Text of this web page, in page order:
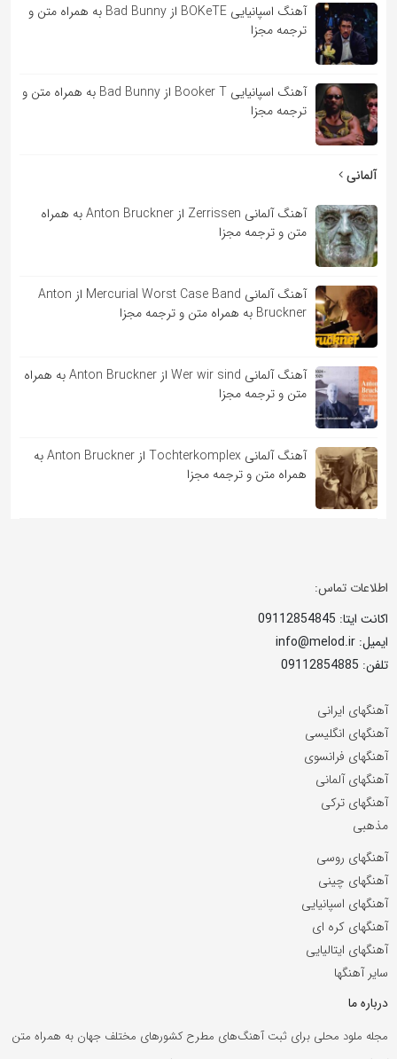
آهنگ اسپانیایی BOKeTE از Bad Bunny به همراه متن و
ترجمه مجزا
آهنگ اسپانیایی Booker T از Bad Bunny به همراه متن و
ترجمه مجزا
آلمانی
آهنگ آلمانی Zerrissen از Anton Bruckner به همراه
متن و ترجمه مجزا
آهنگ آلمانی Mercurial Worst Case Band از Anton
Bruckner به همراه متن و ترجمه مجزا
آهنگ آلمانی Wer wir sind از Anton Bruckner به همراه
متن و ترجمه مجزا
آهنگ آلمانی Tochterkomplex از Anton Bruckner به
همراه متن و ترجمه مجزا
اطلاعات تماس:
اکانت ایتا: 09112854845
ایمیل: info@melod.ir
تلفن: 09112854885
آهنگهای ایرانی
آهنگهای انگلیسی
آهنگهای فرانسوی
آهنگهای آلمانی
آهنگهای ترکی
مذهبی
آهنگهای روسی
آهنگهای چینی
آهنگهای اسپانیایی
آهنگهای کره ای
آهنگهای ایتالیایی
سایر آهنگها
درباره ما
مجله ملود محلی برای ثبت آهنگ‌های مطرح کشورهای مختلف جهان به همراه متن